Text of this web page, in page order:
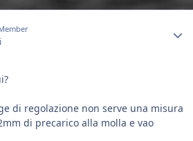
di regolazione non serve una misura
di precarico alla molla e vao